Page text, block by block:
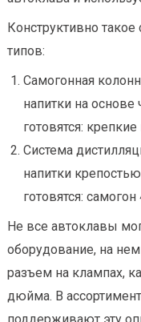
Конструктивно
типов:
Самогонная
напитки на основе
готовятся:
Система
напитки
готовятся:
Не все автоклавы
оборудование, на
разъем на клампах,
дюйма. В